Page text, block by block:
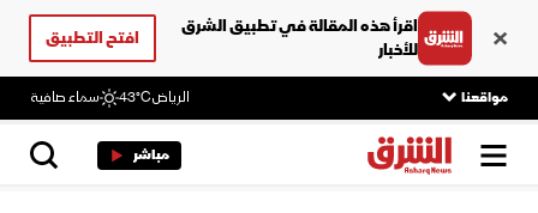
اقرأ هذه المقالة في تطبيق الشرق
للأخبار
افتح التطبيق
مواقعنا الرياض43°C سماء صافية
مباشر